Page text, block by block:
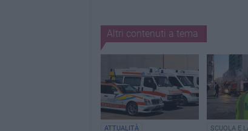
Altri contenuti a tema
ATTUALITÀ SCUOLA E